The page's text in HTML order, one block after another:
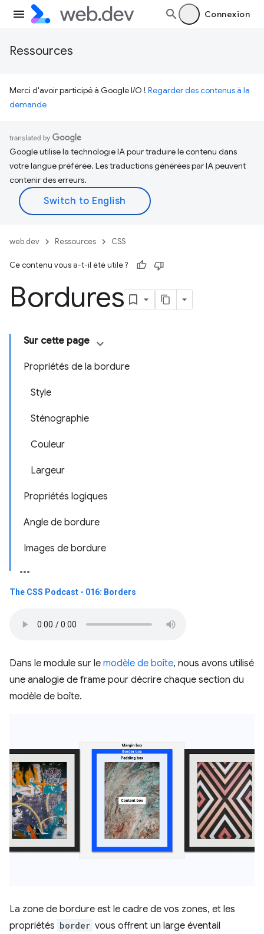
Connexion
Ressources
Merci d'avoir participé à Google I/O ! Regarder des contenus à la
demande
Google utilise la technologie IA pour traduire le contenu dans
votre langue préférée. Les traductions générées par IA peuvent
contenir des erreurs.
web.dev Ressources CSS
Ce contenu vous a-t-il été utile ?
Bordures
Sur cette page
Propriétés de la bordure
Style
Sténographie
Couleur
Largeur
Propriétés logiques
Angle de bordure
Images de bordure
The CSS Podcast - 016: Borders
Dans le module sur le modèle de boîte, nous avons utilisé
une analogie de frame pour décrire chaque section du
modèle de boîte.
La zone de bordure est le cadre de vos zones, et les
propriétés border vous offrent un large éventail